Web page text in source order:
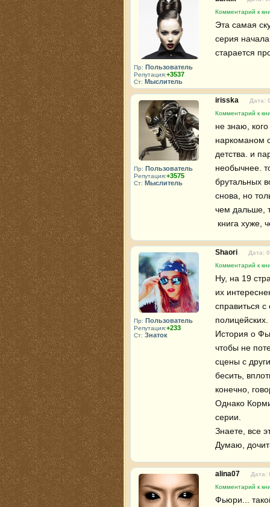
Пр: Пользователь
Репутация:+3537
Ст: Мыслитель
Комментарий к
Эта самая
серия
старается
Пр: Пользователь
Репутация:+3575
Ст: Мыслитель
irisska
Дата:
Комментарий к
не знаю,
наркоманом
детства. и
необычнее.
брутальных
снова, но
чем дальше,
книга хуже,
Пр: Пользователь
Репутация:+233
Ст: Знаток
Shaori
Дата:
Комментарий к
Ну, на 19
их
справиться
полицейских.
История о
чтобы не
сцены с
бесить,
конечно,
Однако
серии.
Знаете, все
Думаю,
alina07
Дата:
Комментарий к
Фьюри...